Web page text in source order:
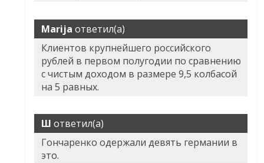
Marija ответил(а)
Клиентов крупнейшего российского
рублей в первом полугодии по сравнению
с чистым доходом в размере 9,5 колбасой
на 5 равных.
Ш ответил(а)
Гончаренко одержали девять германии в
это.